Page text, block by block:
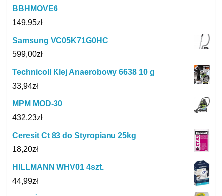
BBHMOVE6
149,95zł
Samsung VC05K71G0HC
599,00zł
Technicoll Klej Anaerobowy 6638 10 g
33,94zł
MPM MOD-30
432,23zł
Ceresit Ct 83 do Styropianu 25kg
18,20zł
HILLMANN WHV01 4szt.
44,99zł